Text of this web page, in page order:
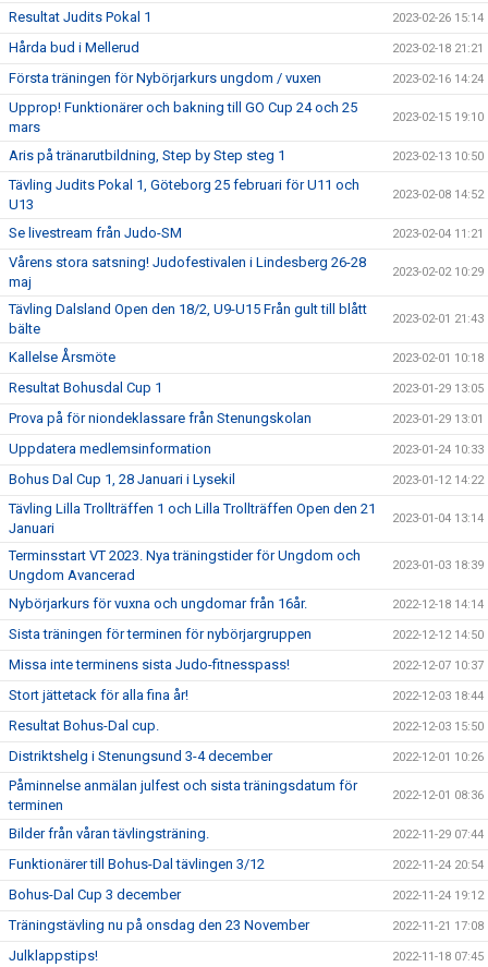
Resultat Judits Pokal 1 2023-02-26 15:14
Hårda bud i Mellerud 2023-02-18 21:21
Första träningen för Nybörjarkurs ungdom / vuxen 2023-02-16 14:24
Upprop! Funktionärer och bakning till GO Cup 24 och 25
mars
2023-02-15 19:10
Aris på tränarutbildning, Step by Step steg 1 2023-02-13 10:50
Tävling Judits Pokal 1, Göteborg 25 februari för U11 och
U13
2023-02-08 14:52
Se livestream från Judo-SM 2023-02-04 11:21
Vårens stora satsning! Judofestivalen i Lindesberg 26-28
maj
2023-02-02 10:29
Tävling Dalsland Open den 18/2, U9-U15 Från gult till blått
bälte
2023-02-01 21:43
Kallelse Årsmöte 2023-02-01 10:18
Resultat Bohusdal Cup 1 2023-01-29 13:05
Prova på för niondeklassare från Stenungskolan 2023-01-29 13:01
Uppdatera medlemsinformation 2023-01-24 10:33
Bohus Dal Cup 1, 28 Januari i Lysekil 2023-01-12 14:22
Tävling Lilla Trollträffen 1 och Lilla Trollträffen Open den 21
Januari
2023-01-04 13:14
Terminsstart VT 2023. Nya träningstider för Ungdom och
Ungdom Avancerad
2023-01-03 18:39
Nybörjarkurs för vuxna och ungdomar från 16år. 2022-12-18 14:14
Sista träningen för terminen för nybörjargruppen 2022-12-12 14:50
Missa inte terminens sista Judo-fitnesspass! 2022-12-07 10:37
Stort jättetack för alla fina år! 2022-12-03 18:44
Resultat Bohus-Dal cup. 2022-12-03 15:50
Distriktshelg i Stenungsund 3-4 december 2022-12-01 10:26
Påminnelse anmälan julfest och sista träningsdatum för
terminen
2022-12-01 08:36
Bilder från våran tävlingsträning. 2022-11-29 07:44
Funktionärer till Bohus-Dal tävlingen 3/12 2022-11-24 20:54
Bohus-Dal Cup 3 december 2022-11-24 19:12
Träningstävling nu på onsdag den 23 November 2022-11-21 17:08
Julklappstips! 2022-11-18 07:45